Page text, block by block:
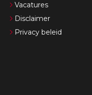
Vacatures
Disclaimer
Privacy beleid